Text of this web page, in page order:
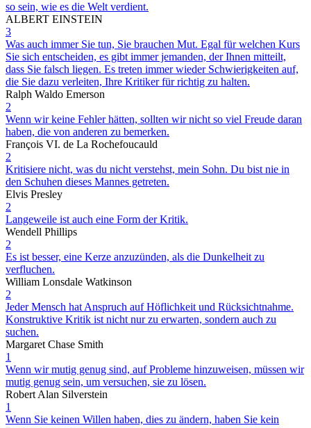
so sein, wie es die Welt verdient.
ALBERT EINSTEIN
3
Was auch immer Sie tun, Sie brauchen Mut. Egal für welchen Kurs
Sie sich entscheiden, es gibt immer jemanden, der Ihnen mitteilt,
dass Sie falsch liegen. Es treten immer wieder Schwierigkeiten auf,
die Sie dazu verleiten, Ihre Kritiker für richtig zu halten.
Ralph Waldo Emerson
2
Wenn wir keine Fehler hätten, sollten wir nicht so viel Freude daran
haben, die von anderen zu bemerken.
François VI. de La Rochefoucauld
2
Kritisiere nicht, was du nicht verstehst, mein Sohn. Du bist nie in
den Schuhen dieses Mannes getreten.
Elvis Presley
2
Langeweile ist auch eine Form der Kritik.
Wendell Phillips
2
Es ist besser, eine Kerze anzuzünden, als die Dunkelheit zu
verfluchen.
William Lonsdale Watkinson
2
Jeder Mensch hat Anspruch auf Höflichkeit und Rücksichtnahme.
Konstruktive Kritik ist nicht nur zu erwarten, sondern auch zu
suchen.
Margaret Chase Smith
1
Wenn wir mutig genug sind, auf Probleme hinzuweisen, müssen wir
mutig genug sein, um versuchen, sie zu lösen.
Robert Alan Silverstein
1
Wenn Sie keinen Willen haben, dies zu ändern, haben Sie kein